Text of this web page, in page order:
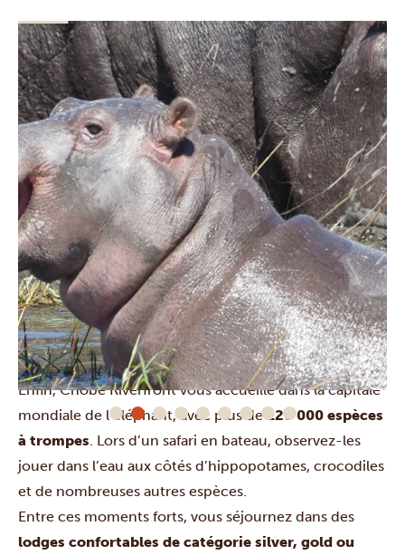
Savutivous impressionne avec ses quatre
écosystèmes et une faune exceptionnelle, digne des
plus grands safaris africains.
Enfin,Chobe Riverfrontvous accueille dans la capitale
mondiale de l’éléphant, avec plus de 120 000 espèces
à trompes . Lors d’un safari en bateau, observez-les
jouer dans l’eau aux côtés d’hippopotames, crocodiles
et de nombreuses autres espèces.
Entre ces moments forts, vous séjournez dans des
lodges confortables de catégorie silver, gold ou